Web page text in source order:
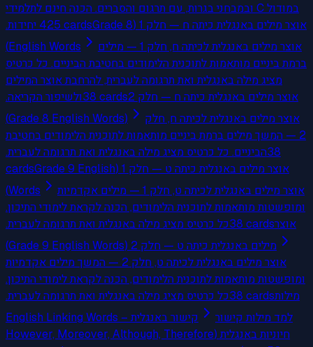
במודול C ובמבחני בגרות, עם תרגום והסברים. הכנה חינם לתלמידי
4 יחידות.25 cardsאוצר מילים באנגלית כיתה ח — חלק 1 (Grade 8
English Words)
אוצר מילים באנגלית לכיתה ח, חלק 1 — מילים
ברמת ביניים מותאמות לתוכנית הלימודים בחטיבת הביניים. כל כרטיס
מציג מילה באנגלית ואת תרגומה לעברית, להרחבת אוצר המילים
ולשיפור הקריאה.38 cardsאוצר מילים באנגלית כיתה ח — חלק 2
(Grade 8 English Words)
אוצר מילים באנגלית לכיתה ח, חלק
2 — המשך מילים ברמת ביניים מותאמות לתוכנית הלימודים בחטיבת
הביניים. כל כרטיס מציג מילה באנגלית ואת תרגומה לעברית.38
cardsאוצר מילים באנגלית כיתה ט — חלק 1 (Grade 9 English
Words)
אוצר מילים באנגלית לכיתה ט, חלק 1 — מילים אקדמיות
ומופשטות מותאמות לתוכנית הלימודים, הכנה לקראת לימודי התיכון.
כל כרטיס מציג מילה באנגלית ואת תרגומה לעברית.38 cardsאוצר
מילים באנגלית כיתה ט — חלק 2 (Grade 9 English Words)
אוצר מילים באנגלית לכיתה ט, חלק 2 — המשך מילים אקדמיות
ומופשטות מותאמות לתוכנית הלימודים, הכנה לקראת לימודי התיכון.
כל כרטיס מציג מילה באנגלית ואת תרגומה לעברית.38 cardsמילות
קישור באנגלית – English Linking Words
למד מילות קישור
חיוניות באנגלית (However, Moreover, Although, Therefore